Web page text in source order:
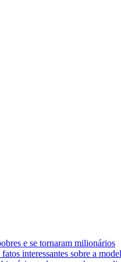
e se tornaram milionários
interessantes sobre a